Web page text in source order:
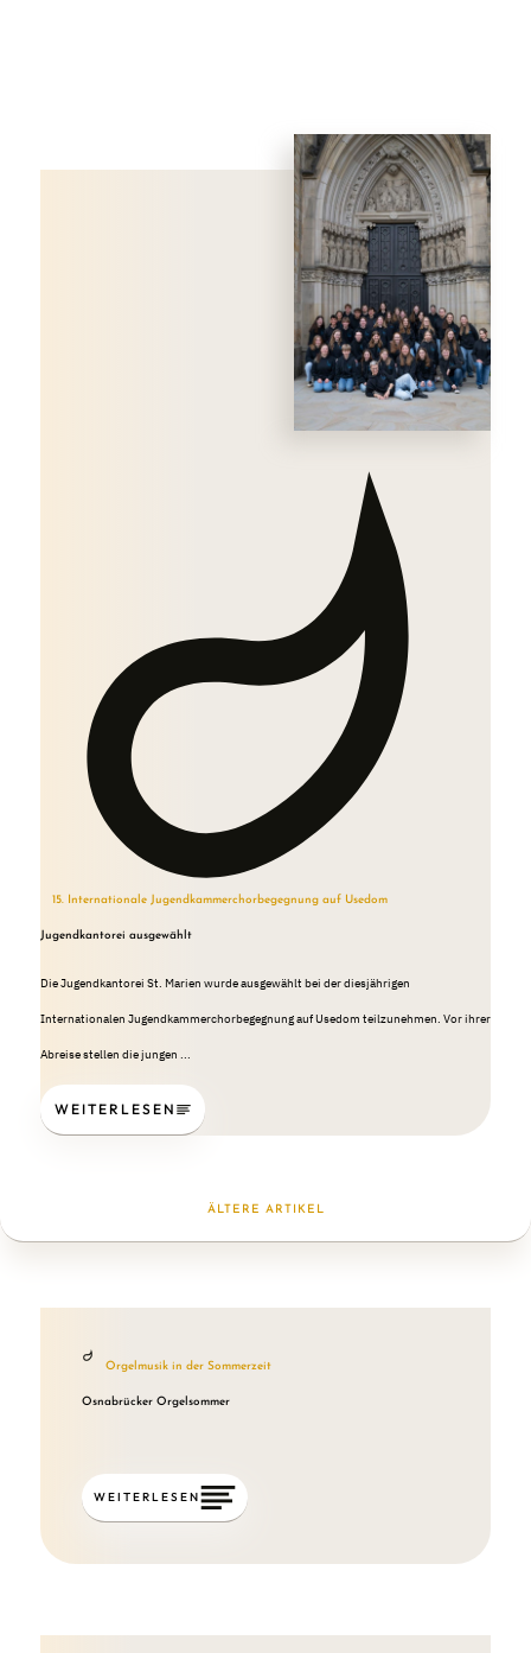
15. Internationale Jugendkammerchorbegegnung auf Usedom
Jugendkantorei ausgewählt
Die Jugendkantorei St. Marien wurde ausgewählt bei der diesjährigen
Internationalen Jugendkammerchorbegegnung auf Usedom teilzunehmen. Vor ihrer
Abreise stellen die jungen ...
WEITERLESEN
ÄLTERE ARTIKEL
Orgelmusik in der Sommerzeit
Osnabrücker Orgelsommer
WEITERLESEN